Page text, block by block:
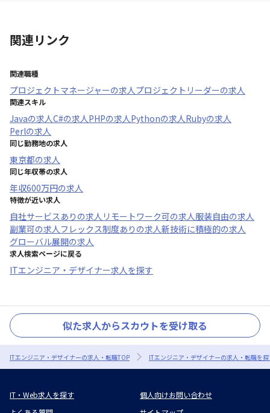
関連リンク
関連職種
プロジェクトマネージャーの求人プロジェクトリーダーの求人
関連スキル
Javaの求人C#の求人PHPの求人Pythonの求人Rubyの求人
Perlの求人
同じ勤務地の求人
東京都の求人
同じ年収帯の求人
年収600万円の求人
特徴が近い求人
自社サービスあり の求人 リモートワーク可の求人服装自由の求人
副業可の求人フレックス制度あり の求人新技術に積極的の求人
グローバル展開の求人
求人検索ページに戻る
ITエンジニア・デザイナー求人を探す
似た求人からスカウトを受け取る
ITエンジニア・デザイナーの求人・転職TOP ITエンジニア・デザイナーの求人・転職を
IT・Web求人を探す
個人向けお問い合わせ